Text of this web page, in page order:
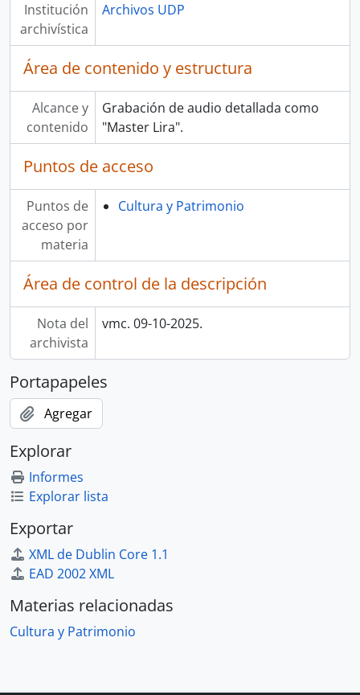
Institución
archivística
Archivos UDP
Área de contenido y estructura
Alcance y
contenido
Grabación de audio detallada como
"Master Lira".
Puntos de acceso
Puntos de
acceso por
materia
Cultura y Patrimonio
Área de control de la descripción
Nota del
archivista
vmc. 09-10-2025.
Portapapeles
Agregar
Explorar
Informes
Explorar lista
Exportar
XML de Dublin Core 1.1
EAD 2002 XML
Materias relacionadas
Cultura y Patrimonio